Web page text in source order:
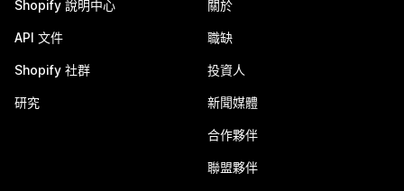
Shopify 說明中心
API 文件
Shopify 社群
研究
關於
職缺
投資人
新聞媒體
合作夥伴
聯盟夥伴